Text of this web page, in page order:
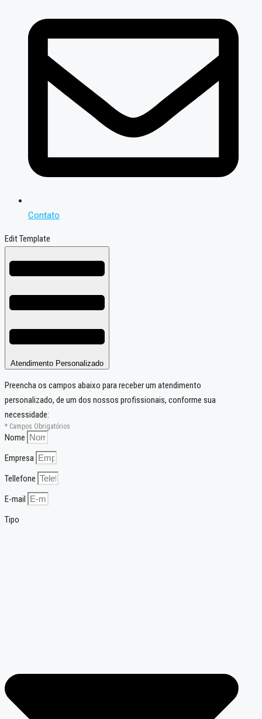
Contato
Edit Template
Atendimento Personalizado
Preencha os campos abaixo para receber um atendimento
personalizado, de um dos nossos profissionais, conforme sua
necessidade:
* Campos Obrigatórios
Nome
Empresa
Tellefone
E-mail
Tipo